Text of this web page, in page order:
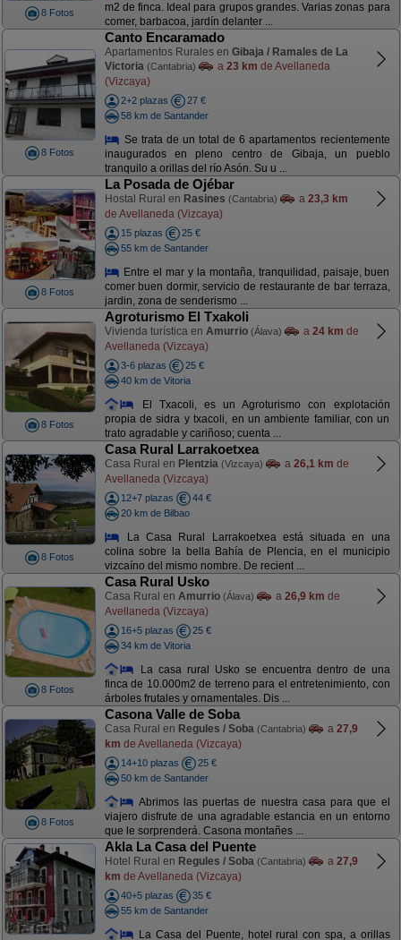
8 Fotos
m2 de finca. Ideal para grupos grandes. Varias zonas para
comer, barbacoa, jardín delanter ...
8 Fotos
Canto Encaramado
Apartamentos Rurales en Gibaja / Ramales de La
Victoria (Cantabria) a 23 km de Avellaneda
(Vizcaya)
2+2 plazas
27 €
58 km de Santander
Se trata de un total de 6 apartamentos recientemente
inaugurados en pleno centro de Gibaja, un pueblo
tranquilo a orillas del río Asón. Su u ...
8 Fotos
La Posada de Ojébar
Hostal Rural en Rasines (Cantabria) a 23,3 km
de Avellaneda (Vizcaya)
15 plazas
25 €
55 km de Santander
Entre el mar y la montaña, tranquilidad, paisaje, buen
comer buen dormir, servicio de restaurante de bar terraza,
jardin, zona de senderismo ...
8 Fotos
Agroturismo El Txakoli
Vivienda turística en Amurrio (Álava) a 24 km de
Avellaneda (Vizcaya)
3-6 plazas
25 €
40 km de Vitoria
El Txacoli, es un Agroturismo con explotación
propia de sidra y txacoli, en un ambiente familiar, con un
trato agradable y cariñoso; cuenta ...
8 Fotos
Casa Rural Larrakoetxea
Casa Rural en Plentzia (Vizcaya) a 26,1 km de
Avellaneda (Vizcaya)
12+7 plazas
44 €
20 km de Bilbao
La Casa Rural Larrakoetxea está situada en una
colina sobre la bella Bahía de Plencia, en el municipio
vizcaíno del mismo nombre. De recient ...
8 Fotos
Casa Rural Usko
Casa Rural en Amurrio (Álava) a 26,9 km de
Avellaneda (Vizcaya)
16+5 plazas
25 €
34 km de Vitoria
La casa rural Usko se encuentra dentro de una
finca de 10.000m2 de terreno para el entretenimiento, con
árboles frutales y ornamentales. Dis ...
8 Fotos
Casona Valle de Soba
Casa Rural en Regules / Soba (Cantabria) a 27,9
km de Avellaneda (Vizcaya)
14+10 plazas
25 €
50 km de Santander
Abrimos las puertas de nuestra casa para que el
viajero disfrute de una agradable estancia en un entorno
que le sorprenderá. Casona montañes ...
Akla La Casa del Puente
Hotel Rural en Regules / Soba (Cantabria) a 27,9
km de Avellaneda (Vizcaya)
40+5 plazas
35 €
55 km de Santander
La Casa del Puente, hotel rural con spa, a orillas